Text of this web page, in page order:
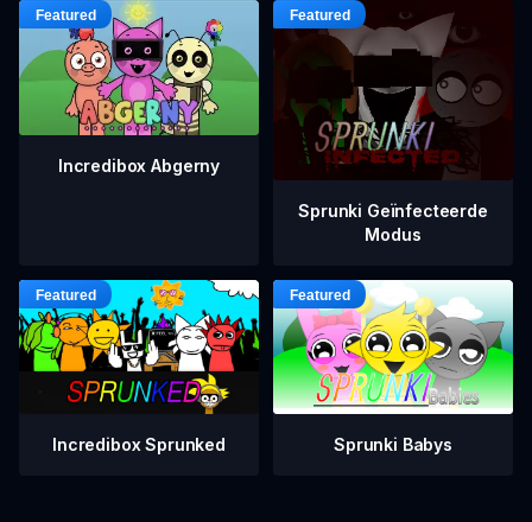
Incredibox Abgerny
Sprunki Geïnfecteerde
Modus
Incredibox Sprunked Sprunki Babys